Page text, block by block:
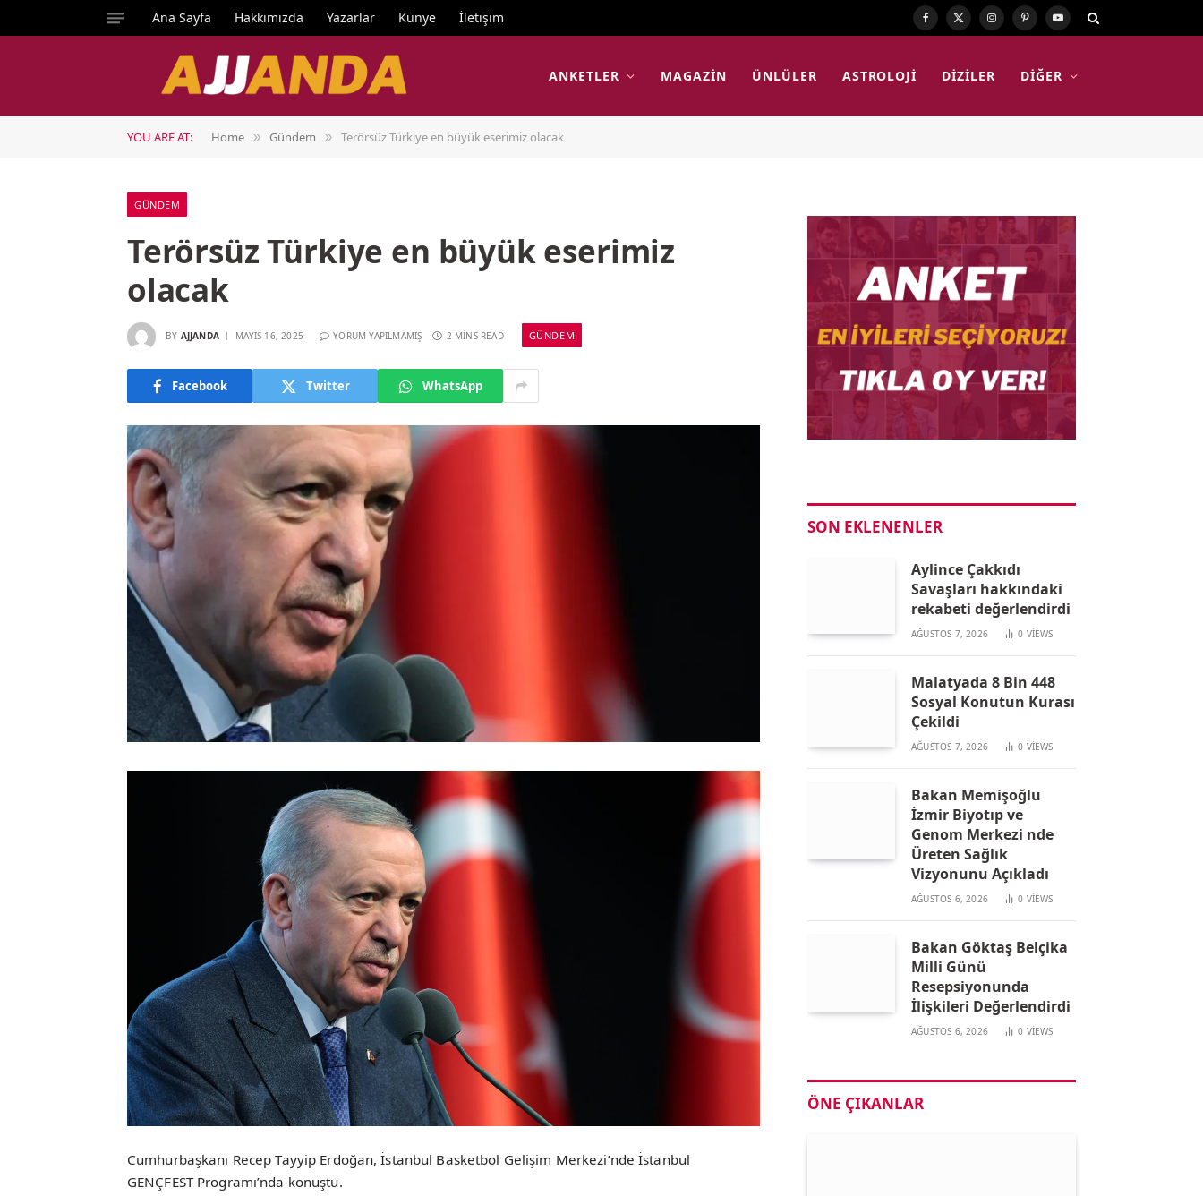
Ana Sayfa Hakkımızda Yazarlar Künye İletişim Facebook
X
Instagram
PinterestYouTube
ANKETLER MAGAZIN ÜNLÜLER ASTROLOJI DIZILER DIĞER
YOU ARE AT: Home » Gündem » Terörsüz Türkiye en büyük eserimiz olacak
GÜNDEM
Terörsüz Türkiye en büyük eserimiz
olacak
BY AJJANDA MAYIS 16, 2025 YORUM YAPILMAMIŞ 2 MINS READ GÜNDEM
Facebook Twitter WhatsApp
Cumhurbaşkanı Recep Tayyip Erdoğan, İstanbul Basketbol Gelişim Merkezi’nde İstanbul
GENÇFEST Programı’nda konuştu.
SON EKLENENLER
Aylince Çakkıdı
Savaşları hakkındaki
rekabeti değerlendirdi
AĞUSTOS 7, 2026 0 VIEWS
Malatyada 8 Bin 448
Sosyal Konutun Kurası
Çekildi
AĞUSTOS 7, 2026 0 VIEWS
Bakan Memişoğlu
İzmir Biyotıp ve
Genom Merkezi nde
Üreten Sağlık
Vizyonunu Açıkladı
AĞUSTOS 6, 2026 0 VIEWS
Bakan Göktaş Belçika
Milli Günü
Resepsiyonunda
İlişkileri Değerlendirdi
AĞUSTOS 6, 2026 0 VIEWS
ÖNE ÇIKANLAR